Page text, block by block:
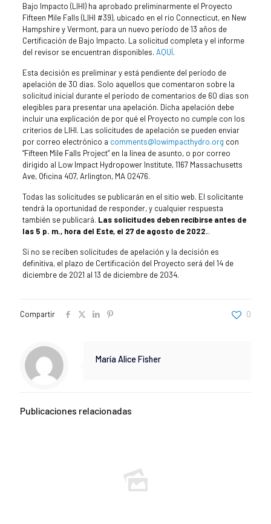
Bajo Impacto (LIHI) ha aprobado preliminarmente el Proyecto
Fifteen Mile Falls (LIHI #39), ubicado en el río Connecticut, en New
Hampshire y Vermont, para un nuevo período de 13 años de
Certificación de Bajo Impacto. La solicitud completa y el informe
del revisor se encuentran disponibles. AQUÍ.
Esta decisión es preliminar y está pendiente del período de
apelación de 30 días. Solo aquellos que comentaron sobre la
solicitud inicial durante el período de comentarios de 60 días son
elegibles para presentar una apelación. Dicha apelación debe
incluir una explicación de por qué el Proyecto no cumple con los
criterios de LIHI. Las solicitudes de apelación se pueden enviar
por correo electrónico a comments@lowimpacthydro.org con
“Fifteen Mile Falls Project” en la línea de asunto, o por correo
dirigido al Low Impact Hydropower Institute, 1167 Massachusetts
Ave, Oficina 407, Arlington, MA 02476.
Todas las solicitudes se publicarán en el sitio web. El solicitante
tendrá la oportunidad de responder, y cualquier respuesta
también se publicará. Las solicitudes deben recibirse antes de
las 5 p. m., hora del Este, el 27 de agosto de 2022..
Si no se reciben solicitudes de apelación y la decisión es
definitiva, el plazo de Certificación del Proyecto será del 14 de
diciembre de 2021 al 13 de diciembre de 2034.
Compartir 0
María Alice Fisher
Publicaciones relacionadas